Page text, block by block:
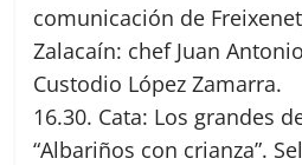
comunicación de
Zalacaín: chef Juan
Custodio López Zamarra.
16.30. Cata: Los grandes
“Albariños con crianza”.